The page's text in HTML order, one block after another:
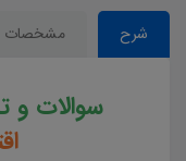
شرح مشخصات
سوالات